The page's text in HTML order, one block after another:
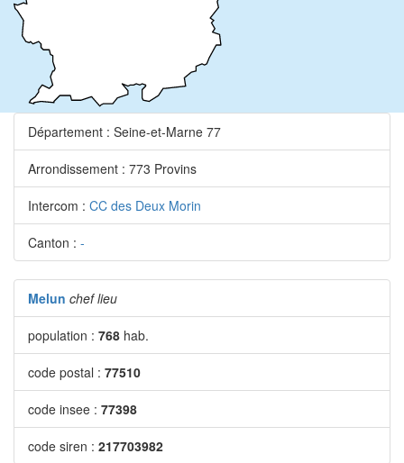
Département : Seine-et-Marne 77
Arrondissement : 773 Provins
Intercom : CC des Deux Morin
Canton : -
Melun chef lieu
population : 768 hab.
code postal : 77510
code insee : 77398
code siren : 217703982